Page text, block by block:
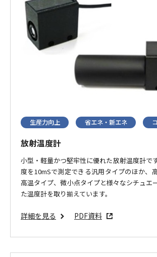
生産力向上 省エネ・新エネ
放射温度計
小型・軽量かつ堅牢性に優れた放射温度計で
度を10mSで測定できる汎用タイプのほか、
高温タイプ、微小点タイプと様々なシチュエ
た温度計を取り揃えています。
詳細を見る PDF資料